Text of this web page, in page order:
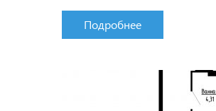
Подробнее